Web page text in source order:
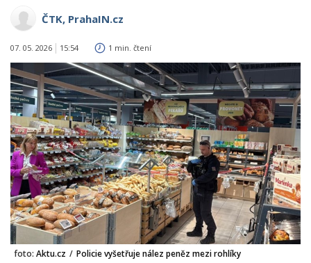
ČTK, PrahaIN.cz
07. 05. 2026 15:54 1 min. čtení
foto: Aktu.cz / Policie vyšetřuje nález peněz mezi rohlíky